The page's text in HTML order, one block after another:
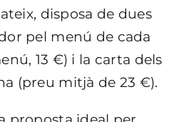
disposa de dues
pel menú de cada
13 €) i la carta dels
(preu mitjà de 23 €).